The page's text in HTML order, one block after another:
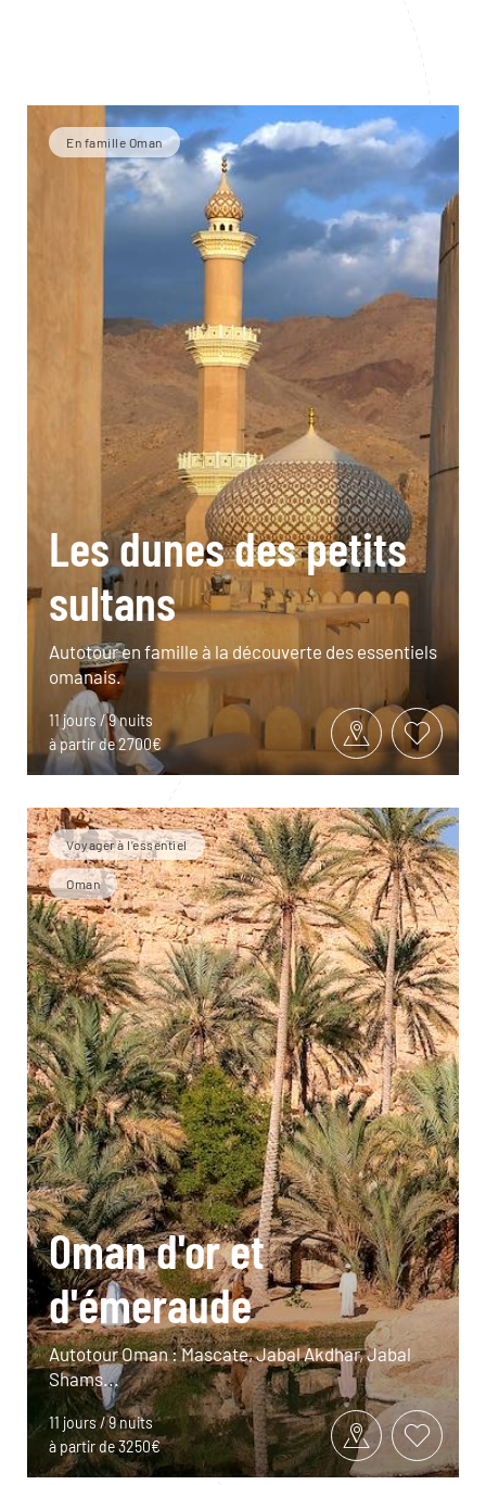
En famille Oman
Les dunes des petits
sultans
Autotour en famille à la découverte des essentiels
omanais.
11 jours / 9 nuits
à partir de 2700€
Voyager à l’essentiel
Oman
Oman d'or et
d'émeraude
Autotour Oman : Mascate, Jabal Akdhar, Jabal
Shams...
11 jours / 9 nuits
à partir de 3250€